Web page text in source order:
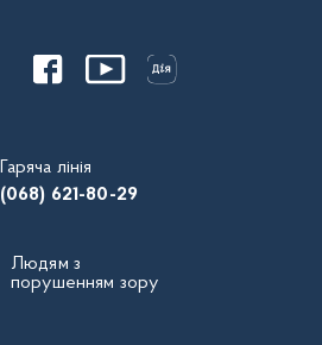
Гаряча лінія
(068) 621-80-29
Людям з
порушенням зору